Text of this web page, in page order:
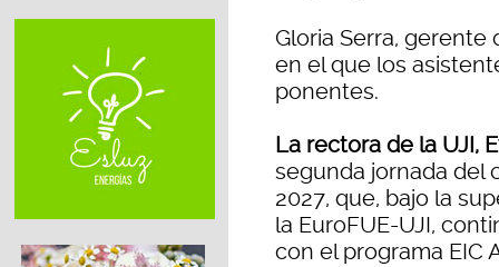
Gloria Serra, gerente
en el que los
ponentes.
La rectora de la UJI,
segunda jornada del
2027, que, bajo la
la EuroFUE-UJI,
con el programa EIC